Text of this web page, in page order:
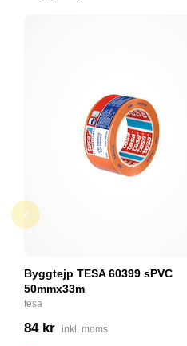
Byggtejp TESA 60399 sPVC
50mmx33m
tesa
84 kr inkl. moms